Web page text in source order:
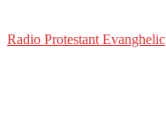
Radio Protestant Evanghelic